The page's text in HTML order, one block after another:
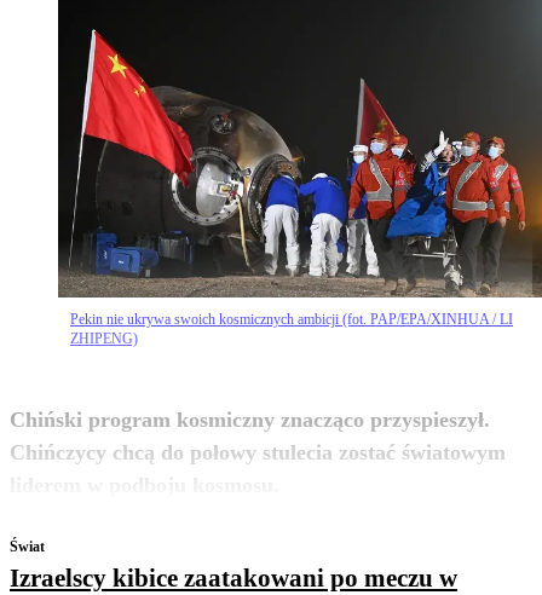
Pekin nie ukrywa swoich kosmicznych ambicji (fot. PAP/EPA/XINHUA / LI
ZHIPENG)
Chiński program kosmiczny znacząco przyspieszył.
Chińczycy chcą do połowy stulecia zostać światowym
zobacz więcej
Świat
Izraelscy kibice zaatakowani po meczu w